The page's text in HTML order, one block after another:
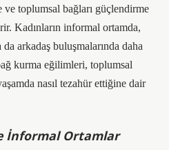
ve toplumsal bağları güçlendirme
Kadınların informal ortamda,
arkadaş buluşmalarında daha
kurma eğilimleri, toplumsal
nasıl tezahür ettiğine dair
İnformal Ortamlar